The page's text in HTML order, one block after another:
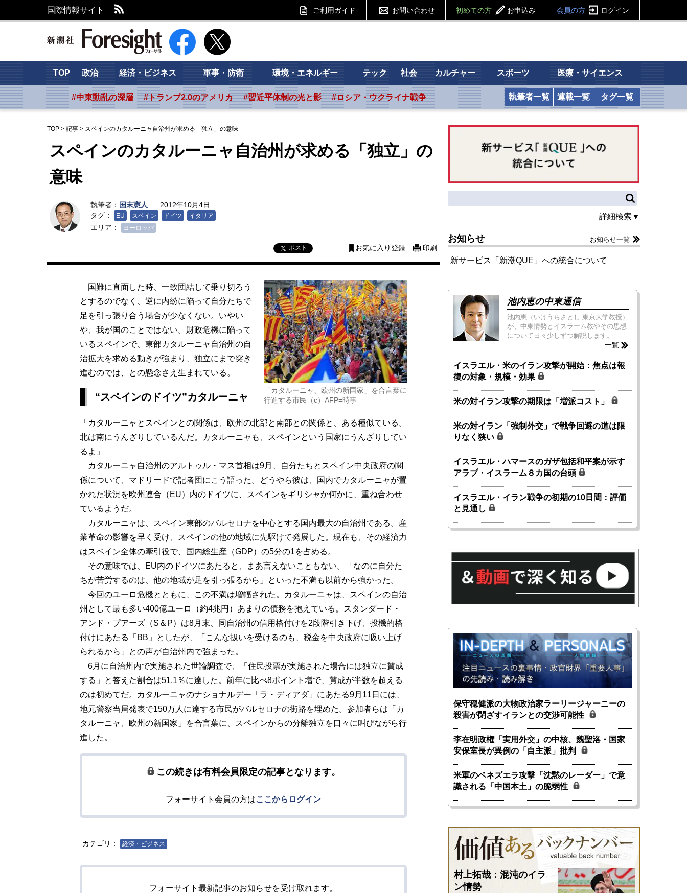
国際情報サイト ご利用ガイド お問い合わせ 初めての方 お申込み 会員の方 ログイン
新潮社 Foresight フォーサイト
TOP 政治 経済・ビジネス 軍事・防衛 環境・エネルギー テック 社会 カルチャー スポーツ 医療・サイエンス
#中東動乱の深層 #トランプ2.0のアメリカ #習近平体制の光と影 #ロシア・ウクライナ戦争 執筆者一覧 連載一覧 タグ一覧
TOP > 記事 > スペインのカタルーニャ自治州が求める「独立」の意味
スペインのカタルーニャ自治州が求める「独立」の
意味
執筆者： 国末憲人
2012年10月4日
タグ：
EU スペイン ドイツ イタリア
エリア： ヨーロッパ
ポスト お気に入り登録 印刷
「カタルーニャ、欧州の新国家」を合言葉に
行進する市民（c）AFP=時事
国難に直面した時、一致団結して乗り切ろう
とするのでなく、逆に内紛に陥って自分たちで
足を引っ張り合う場合が少なくない。いやい
や、我が国のことではない。財政危機に陥って
いるスペインで、東部カタルーニャ自治州の自
治拡大を求める動きが強まり、独立にまで突き
進むのでは、との懸念さえ生まれている。
“スペインのドイツ”カタルーニャ
「カタルーニャとスペインとの関係は、欧州の北部と南部との関係と、ある種似ている。
北は南にうんざりしているんだ。カタルーニャも、スペインという国家にうんざりしてい
るよ」
カタルーニャ自治州のアルトゥル・マス首相は9月、自分たちとスペイン中央政府の関
係について、マドリードで記者団にこう語った。どうやら彼は、国内でカタルーニャが置
かれた状況を欧州連合（EU）内のドイツに、スペインをギリシャか何かに、重ね合わせ
ているようだ。
カタルーニャは、スペイン東部のバルセロナを中心とする国内最大の自治州である。産
業革命の影響を早く受け、スペインの他の地域に先駆けて発展した。現在も、その経済力
はスペイン全体の牽引役で、国内総生産（GDP）の5分の1を占める。
その意味では、EU内のドイツにあたると、まあ言えないこともない。「なのに自分た
ちが苦労するのは、他の地域が足を引っ張るから」といった不満も以前から強かった。
今回のユーロ危機とともに、この不満は増幅された。カタルーニャは、スペインの自治
州として最も多い400億ユーロ（約4兆円）あまりの債務を抱えている。スタンダード・
アンド・プアーズ（S＆P）は8月末、同自治州の信用格付けを2段階引き下げ、投機的格
付けにあたる「BB」としたが、「こんな扱いを受けるのも、税金を中央政府に吸い上げ
られるから」との声が自治州内で強まった。
6月に自治州内で実施された世論調査で、「住民投票が実施された場合には独立に賛成
する」と答えた割合は51.1％に達した。前年に比べ8ポイント増で、賛成が半数を超える
のは初めてだ。カタルーニャのナショナルデー「ラ・ディアダ」にあたる9月11日には、
地元警察当局発表で150万人に達する市民がバルセロナの街路を埋めた。参加者らは「カ
タルーニャ、欧州の新国家」を合言葉に、スペインからの分離独立を口々に叫びながら行
進した。
この続きは有料会員限定の記事となります。
フォーサイト会員の方はここからログイン
カテゴリ： 経済・ビジネス
フォーサイト最新記事のお知らせを受け取れます。
詳細検索▼
お知らせ お知らせ一覧
新サービス「新潮QUE」への統合について
池内恵の中東通信
池内恵（いけうちさとし 東京大学教授）
が、中東情勢とイスラーム教やその思想
について日々少しずつ解説します。
一覧
イスラエル・米のイラン攻撃が開始：焦点は報
復の対象・規模・効果
米の対イラン攻撃の期限は「増派コスト」
米の対イラン「強制外交」で戦争回避の道は限
りなく狭い
イスラエル・ハマースのガザ包括和平案が示す
アラブ・イスラーム８カ国の台頭
イスラエル・イラン戦争の初期の10日間：評価
と見通し
保守穏健派の大物政治家ラーリージャーニーの
殺害が閉ざすイランとの交渉可能性
李在明政権「実用外交」の中核、魏聖洛・国家
安保室長が異例の「自主派」批判
米軍のベネズエラ攻撃「沈黙のレーダー」で意
識される「中国本土」の脆弱性
村上拓哉：混沌のイラ
ン情勢